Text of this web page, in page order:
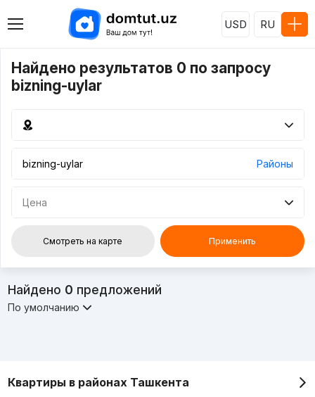
USD RU
Найдено результатов 0 по запросу
bizning-uylar
Районы
Цена
Смотреть на карте Применить
Найдено 0 предложений
По умолчанию
Квартиры в районах Ташкента